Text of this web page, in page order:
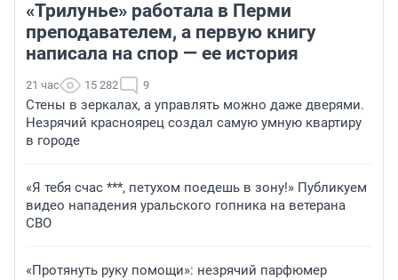
«Трилунье» работала в Перми
преподавателем, а первую книгу
написала на спор — ее история
21 час 15 282 9
Стены в зеркалах, а управлять можно даже дверями.
Незрячий красноярец создал самую умную квартиру
в городе
«Я тебя счас ***, петухом поедешь в зону!» Публикуем
видео нападения уральского гопника на ветерана
СВО
«Протянуть руку помощи»: незрячий парфюмер